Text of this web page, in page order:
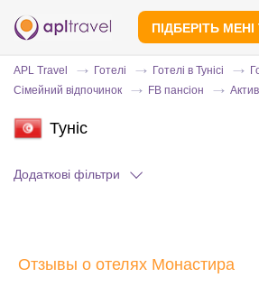
ПІДБЕРІТЬ
Експерт зв'яжеться з
APL Travel Готелі Готелі в Тунісі
Сімейний відпочинок
FB пансіон
Туніс
Додаткові фільтри
Отзывы о отелях Монастира